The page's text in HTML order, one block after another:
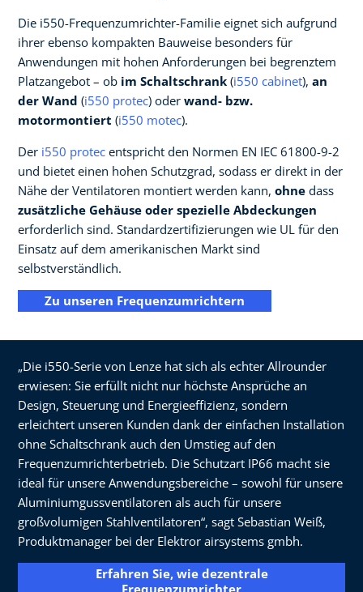
Die i550-Frequenzumrichter-Familie eignet sich aufgrund
ihrer ebenso kompakten Bauweise besonders für
Anwendungen mit hohen Anforderungen bei begrenztem
Platzangebot – ob im Schaltschrank (i550 cabinet), an
der Wand (i550 protec) oder wand- bzw.
motormontiert (i550 motec).
Der i550 protec entspricht den Normen EN IEC 61800-9-2
und bietet einen hohen Schutzgrad, sodass er direkt in der
Nähe der Ventilatoren montiert werden kann, ohne dass
zusätzliche Gehäuse oder spezielle Abdeckungen
erforderlich sind. Standardzertifizierungen wie UL für den
Einsatz auf dem amerikanischen Markt sind
selbstverständlich.
Zu unseren Frequenzumrichtern
„Die i550-Serie von Lenze hat sich als echter Allrounder
erwiesen: Sie erfüllt nicht nur höchste Ansprüche an
Design, Steuerung und Energieeffizienz, sondern
erleichtert unseren Kunden dank der einfachen Installation
ohne Schaltschrank auch den Umstieg auf den
Frequenzumrichterbetrieb. Die Schutzart IP66 macht sie
ideal für unsere Anwendungsbereiche – sowohl für unsere
Aluminiumgussventilatoren als auch für unsere
großvolumigen Stahlventilatoren“, sagt Sebastian Weiß,
Produktmanager bei der Elektror airsystems gmbh.
Erfahren Sie, wie dezentrale
Frequenzumrichter